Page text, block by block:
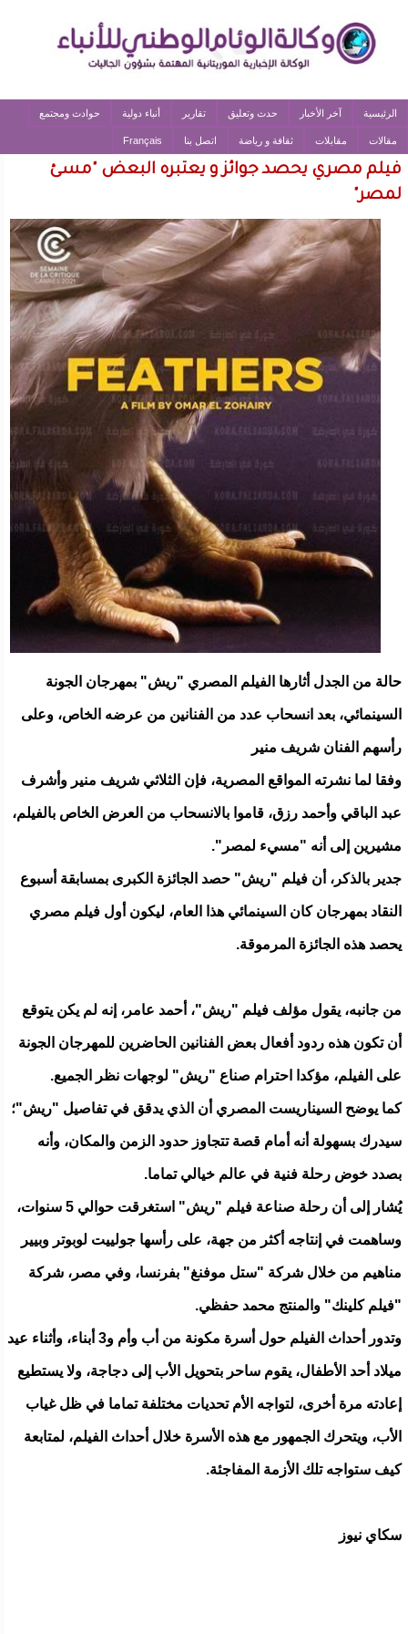
الرئيسية آخر الأخبار حدث وتعليق تقارير أنباء دولية حوادث ومجتمع
مقالات مقابلات ثقافة و رياضة اتصل بنا Français
فيلم مصري يحصد جوائز و يعتبره البعض "مسئ
لمصر"
حالة من الجدل أثارها الفيلم المصري "ريش" بمهرجان الجونة
السينمائي، بعد انسحاب عدد من الفنانين من عرضه الخاص، وعلى
رأسهم الفنان شريف منير
وفقا لما نشرته المواقع المصرية، فإن الثلاثي شريف منير وأشرف
عبد الباقي وأحمد رزق، قاموا بالانسحاب من العرض الخاص بالفيلم،
مشيرين إلى أنه "مسيء لمصر".
جدير بالذكر، أن فيلم "ريش" حصد الجائزة الكبرى بمسابقة أسبوع
النقاد بمهرجان كان السينمائي هذا العام، ليكون أول فيلم مصري
يحصد هذه الجائزة المرموقة.
من جانبه، يقول مؤلف فيلم "ريش"، أحمد عامر، إنه لم يكن يتوقع
أن تكون هذه ردود أفعال بعض الفنانين الحاضرين للمهرجان الجونة
على الفيلم، مؤكدا احترام صناع "ريش" لوجهات نظر الجميع.
كما يوضح السيناريست المصري أن الذي يدقق في تفاصيل "ريش"؛
سيدرك بسهولة أنه أمام قصة تتجاوز حدود الزمن والمكان، وأنه
بصدد خوض رحلة فنية في عالم خيالي تماما.
يُشار إلى أن رحلة صناعة فيلم "ريش" استغرقت حوالي 5 سنوات،
وساهمت في إنتاجه أكثر من جهة، على رأسها جولييت لوبوتر وبيير
مناهيم من خلال شركة "ستل موفنغ" بفرنسا، وفي مصر، شركة
"فيلم كلينك" والمنتج محمد حفظي.
وتدور أحداث الفيلم حول أسرة مكونة من أب وأم و3 أبناء، وأثناء عيد
ميلاد أحد الأطفال، يقوم ساحر بتحويل الأب إلى دجاجة، ولا يستطيع
إعادته مرة أخرى، لتواجه الأم تحديات مختلفة تماما في ظل غياب
الأب، ويتحرك الجمهور مع هذه الأسرة خلال أحداث الفيلم، لمتابعة
كيف ستواجه تلك الأزمة المفاجئة.
سكاي نيوز